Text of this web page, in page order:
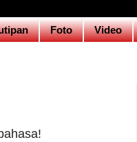
Foto Video